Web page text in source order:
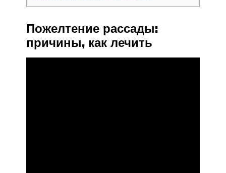
Пожелтение рассады:
причины, как лечить